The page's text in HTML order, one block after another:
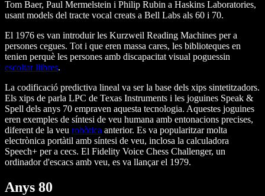
Tom Baer, Paul Mermelstein i Philip Rubin a Haskins Laboratories,
usant models del tracte vocal creats a Bell Labs als 60 i 70.
El 1976 es van introduir les Kurzweil Reading Machines per a
persones cegues. Tot i que eren massa cares, les biblioteques en
tenien perquè les persones amb discapacitat visual poguessin
escoltar llibres.
La codificació predictiva lineal va ser la base dels xips sintetitzadors.
Els xips de parla LPC de Texas Instruments i les joguines Speak &
Spell dels anys 70 empraven aquesta tecnologia. Aquestes joguines
eren exemples de síntesi de veu humana amb entonacions precises,
diferent de la veu robòtica anterior. Es va popularitzar molta
electrònica portàtil amb síntesi de veu, inclosa la calculadora
Speech+ per a cecs. El Fidelity Voice Chess Challenger, un
ordinador d'escacs amb veu, es va llançar el 1979.
Anys 80